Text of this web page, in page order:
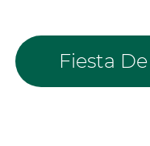
Fiesta